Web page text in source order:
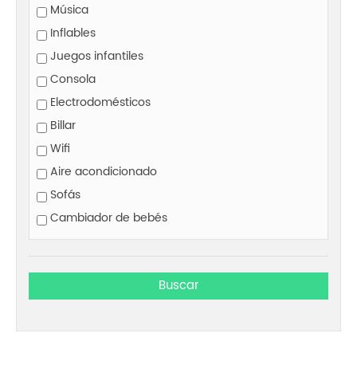
Música
Inflables
Juegos infantiles
Consola
Electrodomésticos
Billar
Wifi
Aire acondicionado
Sofás
Cambiador de bebés